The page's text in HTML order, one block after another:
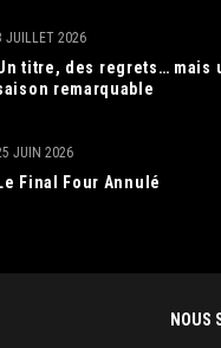
titre, des regrets… mais
remarquable
JUILLET 2026
Le Final Four Annulé
JUIN 2026
NOUS